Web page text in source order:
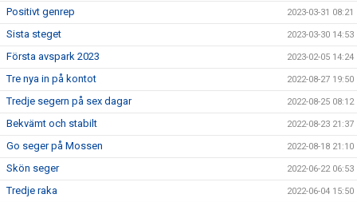
Positivt genrep 2023-03-31 08:21
Sista steget 2023-03-30 14:53
Första avspark 2023 2023-02-05 14:24
Tre nya in på kontot 2022-08-27 19:50
Tredje segern på sex dagar 2022-08-25 08:12
Bekvämt och stabilt 2022-08-23 21:37
Go seger på Mossen 2022-08-18 21:10
Skön seger 2022-06-22 06:53
Tredje raka 2022-06-04 15:50